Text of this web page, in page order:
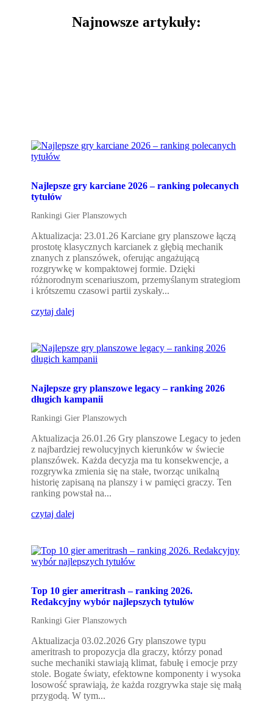
Najnowsze artykuły:
Najlepsze gry karciane 2026 – ranking polecanych
tytułów
Rankingi Gier Planszowych
Aktualizacja: 23.01.26 Karciane gry planszowe łączą
prostotę klasycznych karcianek z głębią mechanik
znanych z planszówek, oferując angażującą
rozgrywkę w kompaktowej formie. Dzięki
różnorodnym scenariuszom, przemyślanym strategiom
i krótszemu czasowi partii zyskały...
czytaj dalej
Najlepsze gry planszowe legacy – ranking 2026
długich kampanii
Rankingi Gier Planszowych
Aktualizacja 26.01.26 Gry planszowe Legacy to jeden
z najbardziej rewolucyjnych kierunków w świecie
planszówek. Każda decyzja ma tu konsekwencje, a
rozgrywka zmienia się na stałe, tworząc unikalną
historię zapisaną na planszy i w pamięci graczy. Ten
ranking powstał na...
czytaj dalej
Top 10 gier ameritrash – ranking 2026.
Redakcyjny wybór najlepszych tytułów
Rankingi Gier Planszowych
Aktualizacja 03.02.2026 Gry planszowe typu
ameritrash to propozycja dla graczy, którzy ponad
suche mechaniki stawiają klimat, fabułę i emocje przy
stole. Bogate światy, efektowne komponenty i wysoka
losowość sprawiają, że każda rozgrywka staje się małą
przygodą. W tym...